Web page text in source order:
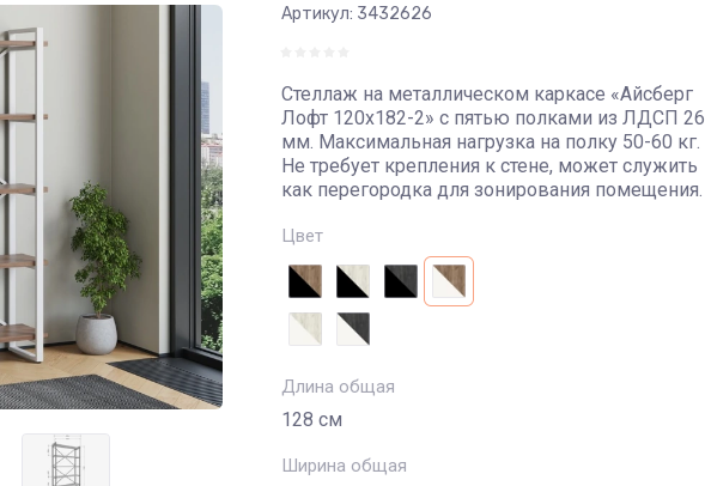
Артикул: 3432626
Стеллаж на металлическом каркасе «Айсберг
Лофт 120х182-2» с пятью полками из ЛДСП 26
мм. Максимальная нагрузка на полку 50-60 кг.
Не требует крепления к стене, может служить
как перегородка для зонирования помещения.
Цвет
Длина общая
128 см
Ширина общая